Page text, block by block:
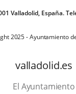
Valladolid, España.
2025 - Ayuntamiento
valladolid.es
El Ayuntamiento